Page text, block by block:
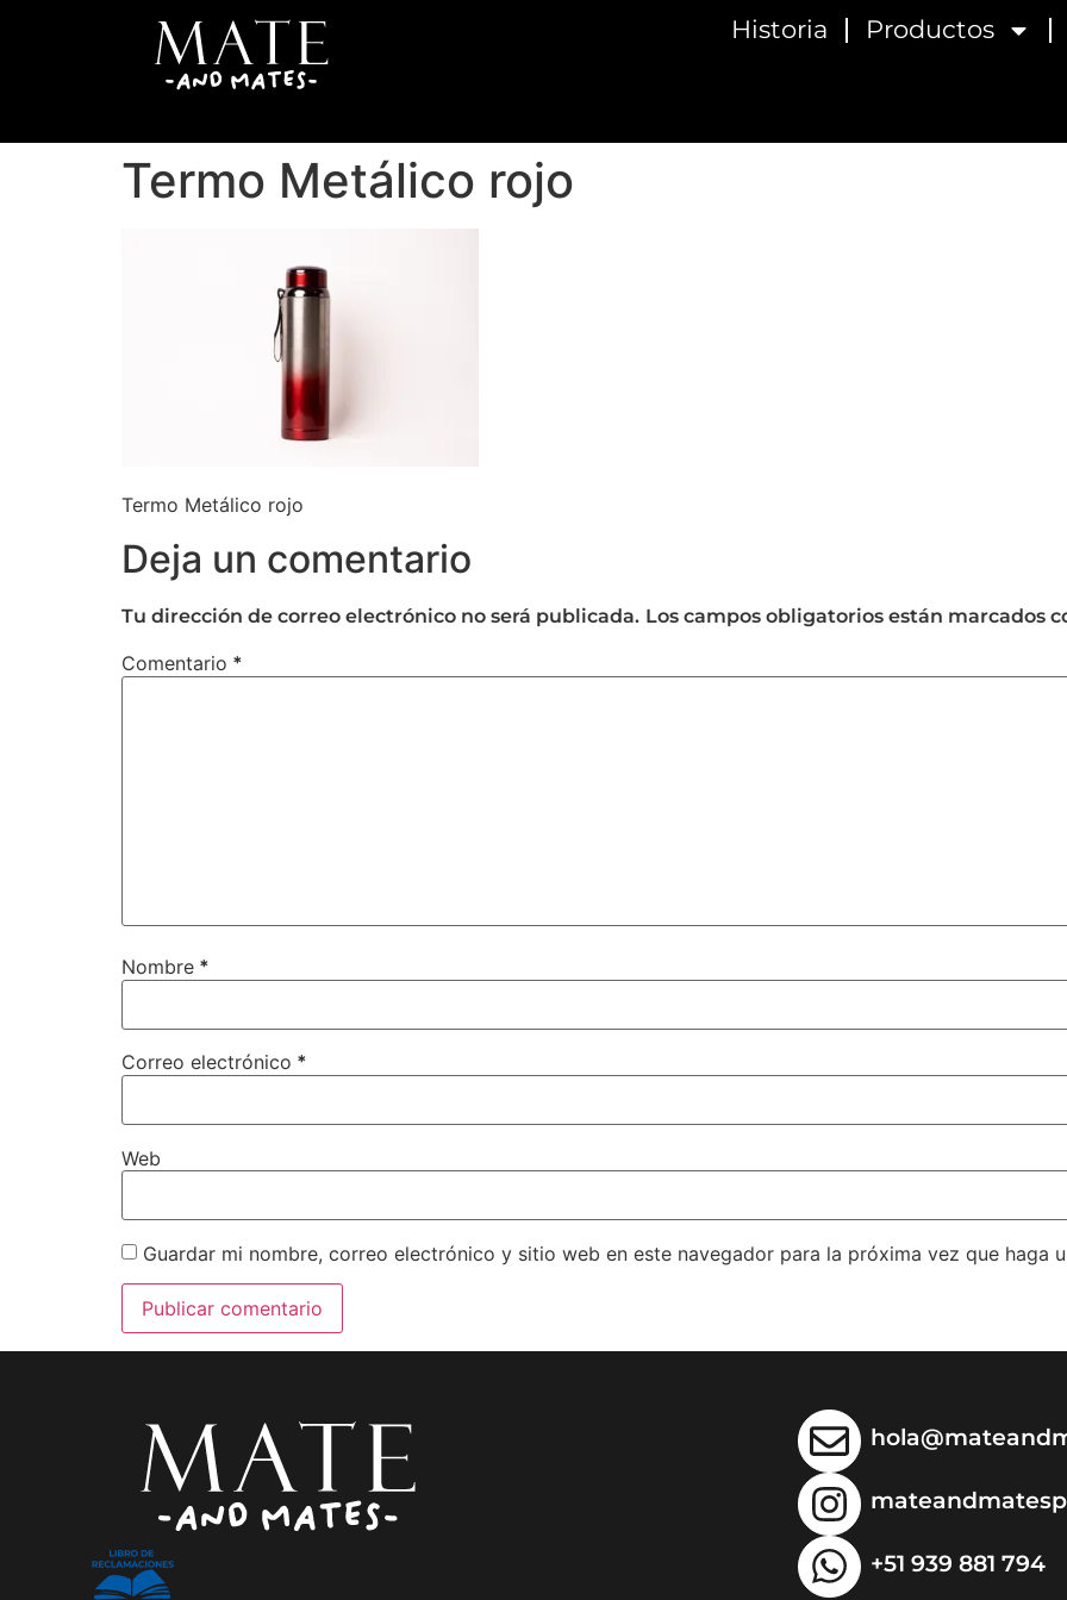
Historia Productos
Termo Metálico rojo
Termo Metálico rojo
Deja un comentario
Tu dirección de correo electrónico no será publicada. Los campos obligatorios están marcados
Comentario *
Nombre *
Correo electrónico *
Web
Guardar mi nombre, correo electrónico y sitio web en este navegador para la próxima vez que haga
+51 939 881 794